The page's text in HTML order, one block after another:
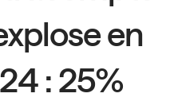
en
: 25%